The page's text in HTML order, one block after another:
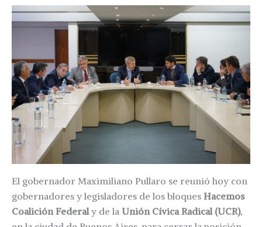
El gobernador Maximiliano Pullaro se reunió hoy con
gobernadores y legisladores de los bloques Hacemos
Coalición Federaly de la Unión Cívica Radical (UCR),